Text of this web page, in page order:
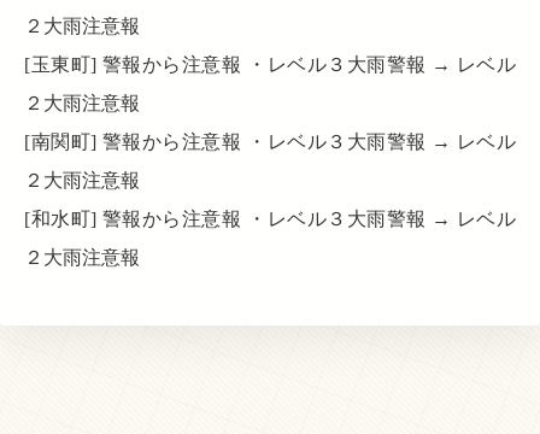
２大雨注意報
[玉東町] 警報から注意報 ・レベル３大雨警報 → レベル
２大雨注意報
[南関町] 警報から注意報 ・レベル３大雨警報 → レベル
２大雨注意報
[和水町] 警報から注意報 ・レベル３大雨警報 → レベル
２大雨注意報